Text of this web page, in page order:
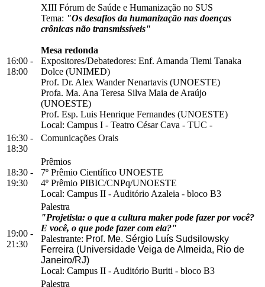
16:00 -
18:00
XIII Fórum de Saúde e Humanização no SUS
Tema: "Os desafios da humanização nas doenças
crônicas não transmissíveis"
Mesa redonda
Expositores/Debatedores: Enf. Amanda Tiemi Tanaka
Dolce (UNIMED)
Prof. Dr. Alex Wander Nenartavis (UNOESTE)
Profa. Ma. Ana Teresa Silva Maia de Araújo
(UNOESTE)
Prof. Esp. Luis Henrique Fernandes (UNOESTE)
Local: Campus I - Teatro César Cava - TUC -
16:30 -
18:30
Comunicações Orais
18:30 -
19:30
Prêmios
7º Prêmio Científico UNOESTE
4º Prêmio PIBIC/CNPq/UNOESTE
Local: Campus II - Auditório Azaleia - bloco B3
19:00 -
21:30
Palestra
"Projetista: o que a cultura maker pode fazer por você?
E você, o que pode fazer com ela?"
Palestrante: Prof. Me. Sérgio Luís Sudsilowsky
Ferreira (Universidade Veiga de Almeida, Rio de
Janeiro/RJ)
Local: Campus II - Auditório Buriti - bloco B3
Palestra